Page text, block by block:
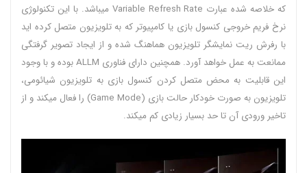
که خلاصه شده عبارت Variable Refresh Rate میباشد. با این تکنولوژی
نرخ فریم خروجی کنسول بازی یا کامپیوتر که به تلویزیون متصل کرده اید
با رفرش ریت نمایشگر تلویزیون هماهنگ شده و از ایجاد تصویر گرفتگی
ممانعت به عمل خواهد آورد. همچنین دارای فناوری ALLM بوده و با وجود
این قابلیت به محض متصل کردن کنسول بازی به تلویزیون شیائومی،
تلویزیون به صورت خودکار حالت بازی (Game Mode) را فعال میکند و از
تاخیر ورودی آن تا حد بسیار زیادی کم میکند.